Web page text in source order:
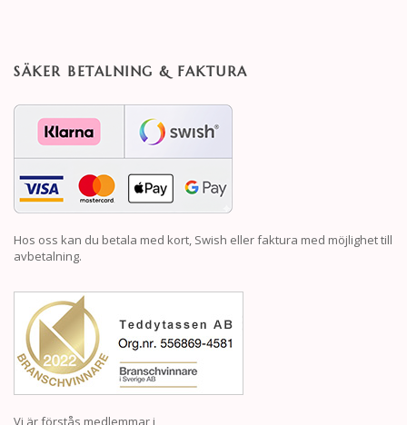
SÄKER BETALNING & FAKTURA
Hos oss kan du betala med kort, Swish eller faktura med möjlighet till
avbetalning.
Vi är förstås medlemmar i